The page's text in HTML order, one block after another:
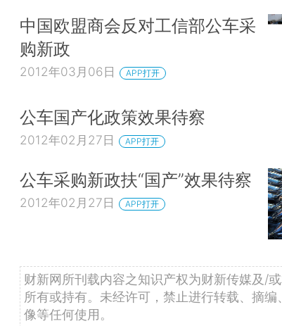
中国欧盟商会反对工信部公车采
购新政
2012年03月06日 APP打开
公车国产化政策效果待察
2012年02月27日 APP打开
公车采购新政扶“国产”效果待察
2012年02月27日 APP打开
财新网所刊载内容之知识产权为财新传媒及/
所有或持有。未经许可，禁止进行转载、摘
像等任何使用。